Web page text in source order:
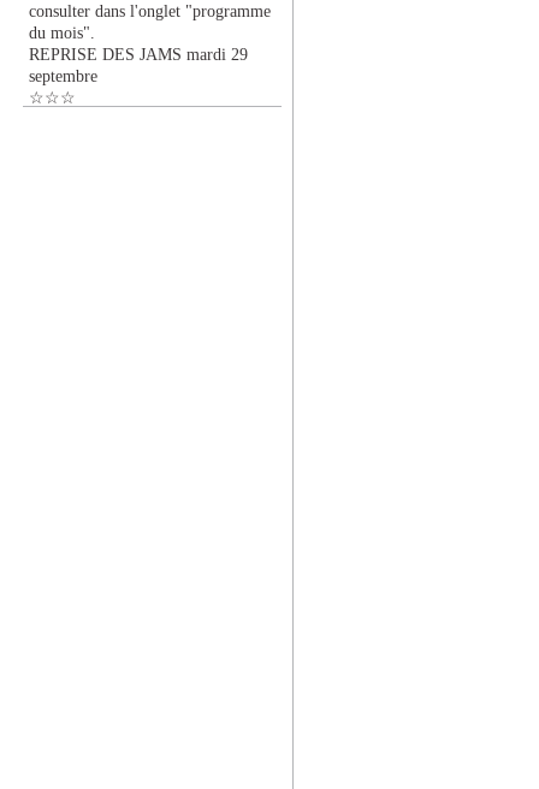
consulter dans l'onglet "programme
du mois".
REPRISE DES JAMS mardi 29
septembre
☆☆☆